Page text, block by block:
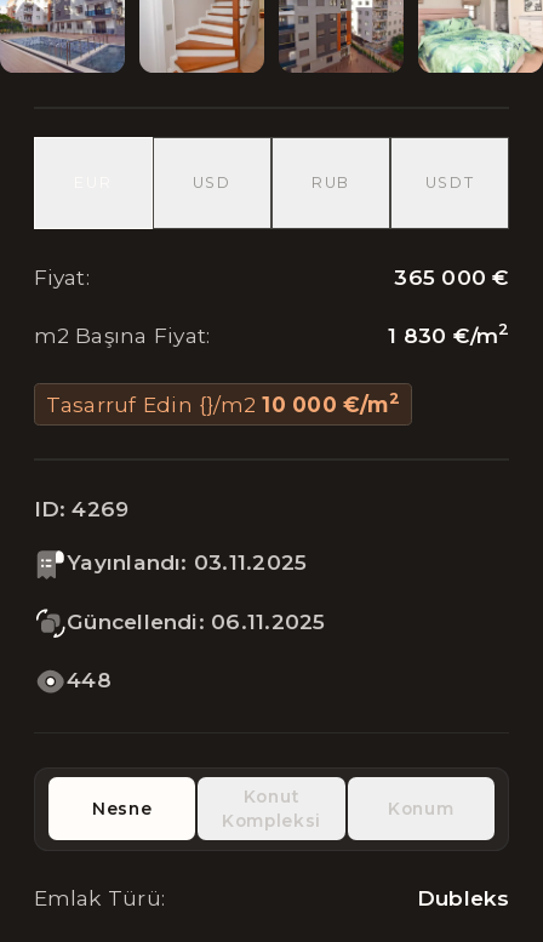
USD RUB USDT
Fiyat: 365 000 €
m2 Başına Fiyat: 1 830 €/m2
Tasarruf Edin {}/m2 10 000 €/m2
ID:4269
Yayınlandı: 03.11.2025
Güncellendi: 06.11.2025
448
Nesne
Konut
Kompleksi
Konum
Emlak Türü: Dubleks